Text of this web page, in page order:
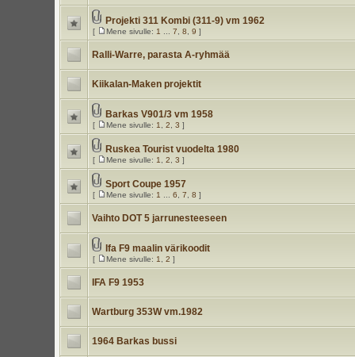
Projekti 311 Kombi (311-9) vm 1962
[ Mene sivulle: 1 7 8 9 ]
Ralli-Warre, parasta A-ryhmää
Kiikalan-Maken projektit
Barkas V901/3 vm 1958
[ Mene sivulle: 1 2 3 ]
Ruskea Tourist vuodelta 1980
[ Mene sivulle: 1 2 3 ]
Sport Coupe 1957
[ Mene sivulle: 1 6 7 8 ]
Vaihto DOT 5 jarrunesteeseen
Ifa F9 maalin värikoodit
[ Mene sivulle: 1 2 ]
IFA F9 1953
Wartburg 353W vm.1982
1964 Barkas bussi